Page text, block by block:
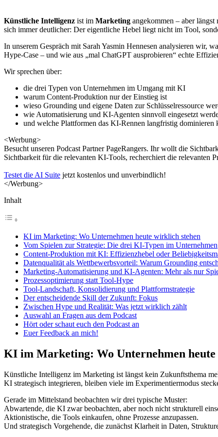
Künstliche Intelligenz ist im Marketing angekommen – aber
sich immer deutlicher: Der eigentliche Hebel liegt nicht im Tool,
In unserem Gespräch mit Sarah Yasmin Hennesen analysieren wir,
Hype-Case – und wie aus „mal ChatGPT ausprobieren“ echte
Wir sprechen über:
die drei Typen von Unternehmen im Umgang mit KI
warum Content-Produktion nur der Einstieg ist
wieso Grounding und eigene Daten zur Schlüsselressource
wie Automatisierung und KI-Agenten sinnvoll eingesetzt
und welche Plattformen das KI-Rennen langfristig dominieren
<Werbung>
Besucht unseren Podcast Partner PageRangers. Ihr wollt die
Sichtbarkeit für die relevanten KI-Tools, recherchiert die relevanten
Testet die AI Suite jetzt kostenlos und unverbindlich!
</Werbung>
Inhalt
KI im Marketing: Wo Unternehmen heute wirklich stehen
Vom Spielen zur Strategie: Die drei KI-Typen im Unternehmen
Content-Produktion mit KI: Effizienzhebel oder
Datenqualität als Wettbewerbsvorteil: Warum Grounding
Marketing-Automatisierung und KI-Agenten: Mehr als nur
Prozessoptimierung statt Tool-Hype
Tool-Landschaft, Konsolidierung und Plattformstrategie
Der entscheidende Skill der Zukunft: Fokus
Zwischen Hype und Realität: Was jetzt wirklich zählt
Auswahl an Fragen aus dem Podcast
Hört oder schaut euch den Podcast an
Euer Feedback an mich!
KI im Marketing: Wo Unternehmen
Künstliche Intelligenz im Marketing ist längst kein Zukunftsthema
KI strategisch integrieren, bleiben viele im Experimentiermodus
Gerade im Mittelstand beobachten wir drei typische Muster:
Abwartende, die KI zwar beobachten, aber noch nicht strukturell
Aktionistische, die Tools einkaufen, ohne Prozesse anzupassen.
Und strategisch Vorgehende, die zunächst Klarheit in Daten,